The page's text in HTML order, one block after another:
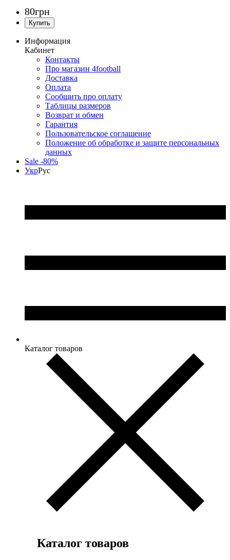
80грн
Информация
Кабинет
Контакты
Про магазин 4football
Доставка
Оплата
Сообщить про оплату
Таблицы размеров
Возврат и обмен
Гарантия
Пользовательское соглашение
Положение об обработке и защите персональных
данных
Sale -80%
УкрРус
Каталог товаров
Каталог товаров